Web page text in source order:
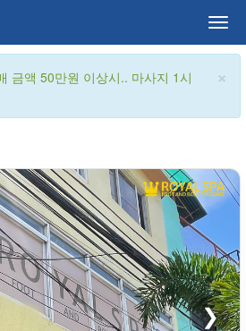
×
금액 50만원 이상시.. 마사지 1시
❯